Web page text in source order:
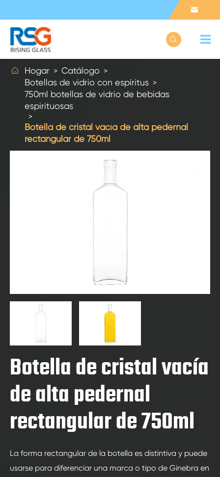


 Hogar
Catálogo
Botellas de vidrio con espíritus
750ml botellas de vidrio de bebidas
espirituosas
Botella de cristal vacía de alta pedernal
rectangular de 750ml
Botella de cristal vacía
de alta pedernal
rectangular de 750ml
La forma rectangular de la botella es distintiva y puede
usarse para diferenciar una marca o tipo de Ginebra en